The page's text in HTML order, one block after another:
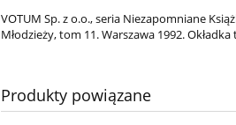
VOTUM Sp. z o.o., seria Niezapomniane
Młodzieży, tom 11. Warszawa 1992.
Produkty powiązane